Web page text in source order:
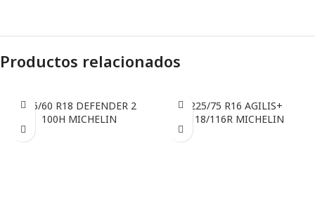
Productos relacionados
225/60 R18 DEFENDER 2
100H MICHELIN
225/75 R16 AGILIS+
118/116R MICHELIN